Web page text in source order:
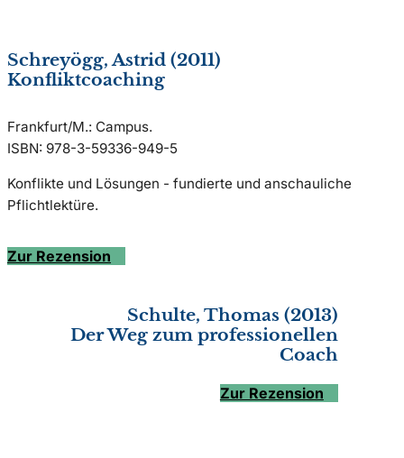
Schreyögg, Astrid (2011)
Konfliktcoaching
Frankfurt/M.: Campus.
ISBN: 978-3-59336-949-5
Konflikte und Lösungen - fundierte und anschauliche
Pflichtlektüre.
Zur Rezension
Schulte, Thomas (2013)
Der Weg zum professionellen
Coach
Zur Rezension